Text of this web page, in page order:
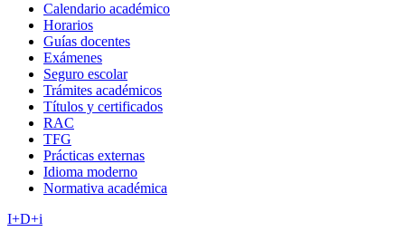
Calendario académico
Horarios
Guías docentes
Exámenes
Seguro escolar
Trámites académicos
Títulos y certificados
RAC
TFG
Prácticas externas
Idioma moderno
Normativa académica
I+D+i